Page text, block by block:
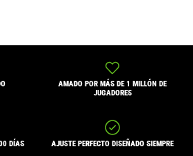
AMADO POR MÁS DE 1 MILLÓN DE
JUGADORES
DÍAS AJUSTE PERFECTO DISEÑADO SIEMPRE